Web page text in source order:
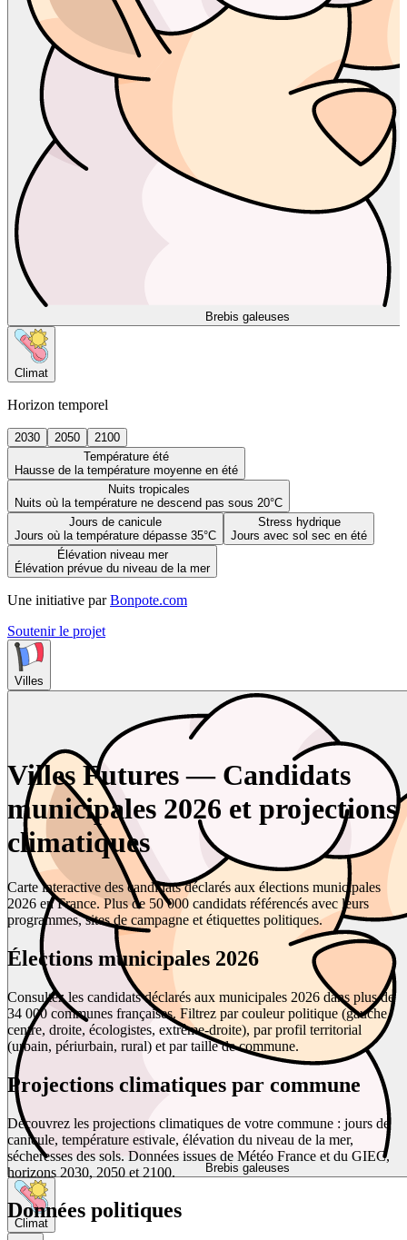
Brebis galeuses
Climat
Horizon temporel
2030 2050
2100
Température été
Hausse de la température moyenne en été
Nuits tropicales
Nuits où la température ne descend pas sous 20°C
Jours de canicule
Jours où la température dépasse 35°C
Stress hydrique
Jours avec sol sec en été
Élévation niveau mer
Élévation prévue du niveau de la mer
Une initiative par Bonpote.com
Soutenir le projet
Villes
Brebis galeuses
Climat
Villes Futures — Candidats
municipales 2026 et projections
climatiques
Carte interactive des candidats déclarés aux élections municipales
2026 en France. Plus de 50 000 candidats référencés avec leurs
programmes, sites de campagne et étiquettes politiques.
Élections municipales 2026
Consultez les candidats déclarés aux municipales 2026 dans plus de
34 000 communes françaises. Filtrez par couleur politique (gauche,
centre, droite, écologistes, extrême-droite), par profil territorial
(urbain, périurbain, rural) et par taille de commune.
Projections climatiques par commune
Découvrez les projections climatiques de votre commune : jours de
canicule, température estivale, élévation du niveau de la mer,
sécheresses des sols. Données issues de Météo France et du GIEC,
horizons 2030, 2050 et 2100.
Données politiques